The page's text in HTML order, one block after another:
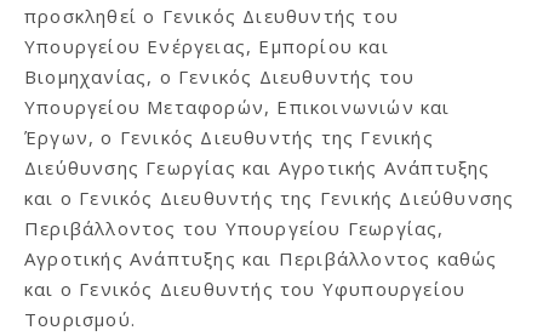
προσκληθεί ο Γενικός Διευθυντής του
Υπουργείου Ενέργειας, Εμπορίου και
Βιομηχανίας, ο Γενικός Διευθυντής του
Υπουργείου Μεταφορών, Επικοινωνιών και
Έργων, ο Γενικός Διευθυντής της Γενικής
Διεύθυνσης Γεωργίας και Αγροτικής Ανάπτυξης
και ο Γενικός Διευθυντής της Γενικής Διεύθυνσης
Περιβάλλοντος του Υπουργείου Γεωργίας,
Αγροτικής Ανάπτυξης και Περιβάλλοντος καθώς
και ο Γενικός Διευθυντής του Υφυπουργείου
Τουρισμού.